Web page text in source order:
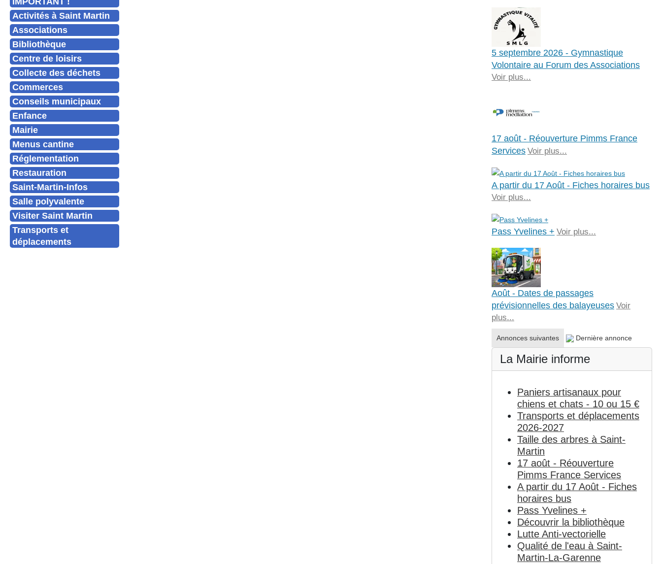
Activités à Saint Martin
Associations
Bibliothèque
Centre de loisirs
Collecte des déchets
Commerces
Conseils municipaux
Enfance
Mairie
Menus cantine
Réglementation
Restauration
Saint-Martin-Infos
Salle polyvalente
Visiter Saint Martin
Transports et
déplacements
5 septembre 2026 - Gymnastique
Volontaire au Forum des Associations
Voir plus...
17 août - Réouverture Pimms France
Services Voir plus...
A partir du 17 Août - Fiches horaires bus
Voir plus...
Pass Yvelines + Voir plus...
Août - Dates de passages
prévisionnelles des balayeuses Voir
plus...
Annonces suivantes Dernière annonce
La Mairie informe
Paniers artisanaux pour
chiens et chats - 10 ou 15 €
Transports et déplacements
2026-2027
Taille des arbres à Saint-
Martin
17 août - Réouverture
Pimms France Services
A partir du 17 Août - Fiches
horaires bus
Pass Yvelines +
Découvrir la bibliothèque
Lutte Anti-vectorielle
Qualité de l'eau à Saint-
Martin-La-Garenne